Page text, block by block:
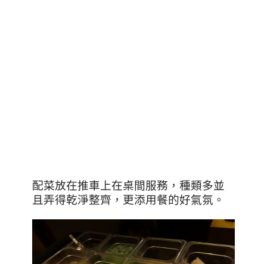
配菜放在推車上在桌間服務，種類多並
且弄得乾淨整齊，更添用餐的好氣氛。